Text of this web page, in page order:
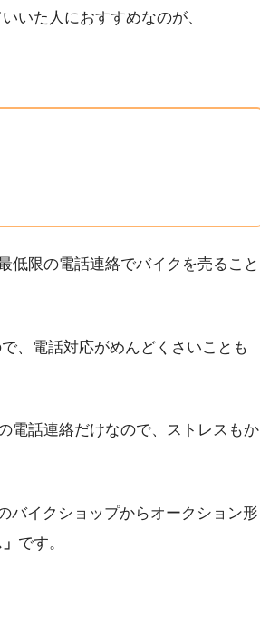
いた人におすすめなのが、
低限の電話連絡でバイクを売ること
、電話対応がめんどくさいことも
電話連絡だけなので、ストレスもか
バイクショップからオークション形
です。